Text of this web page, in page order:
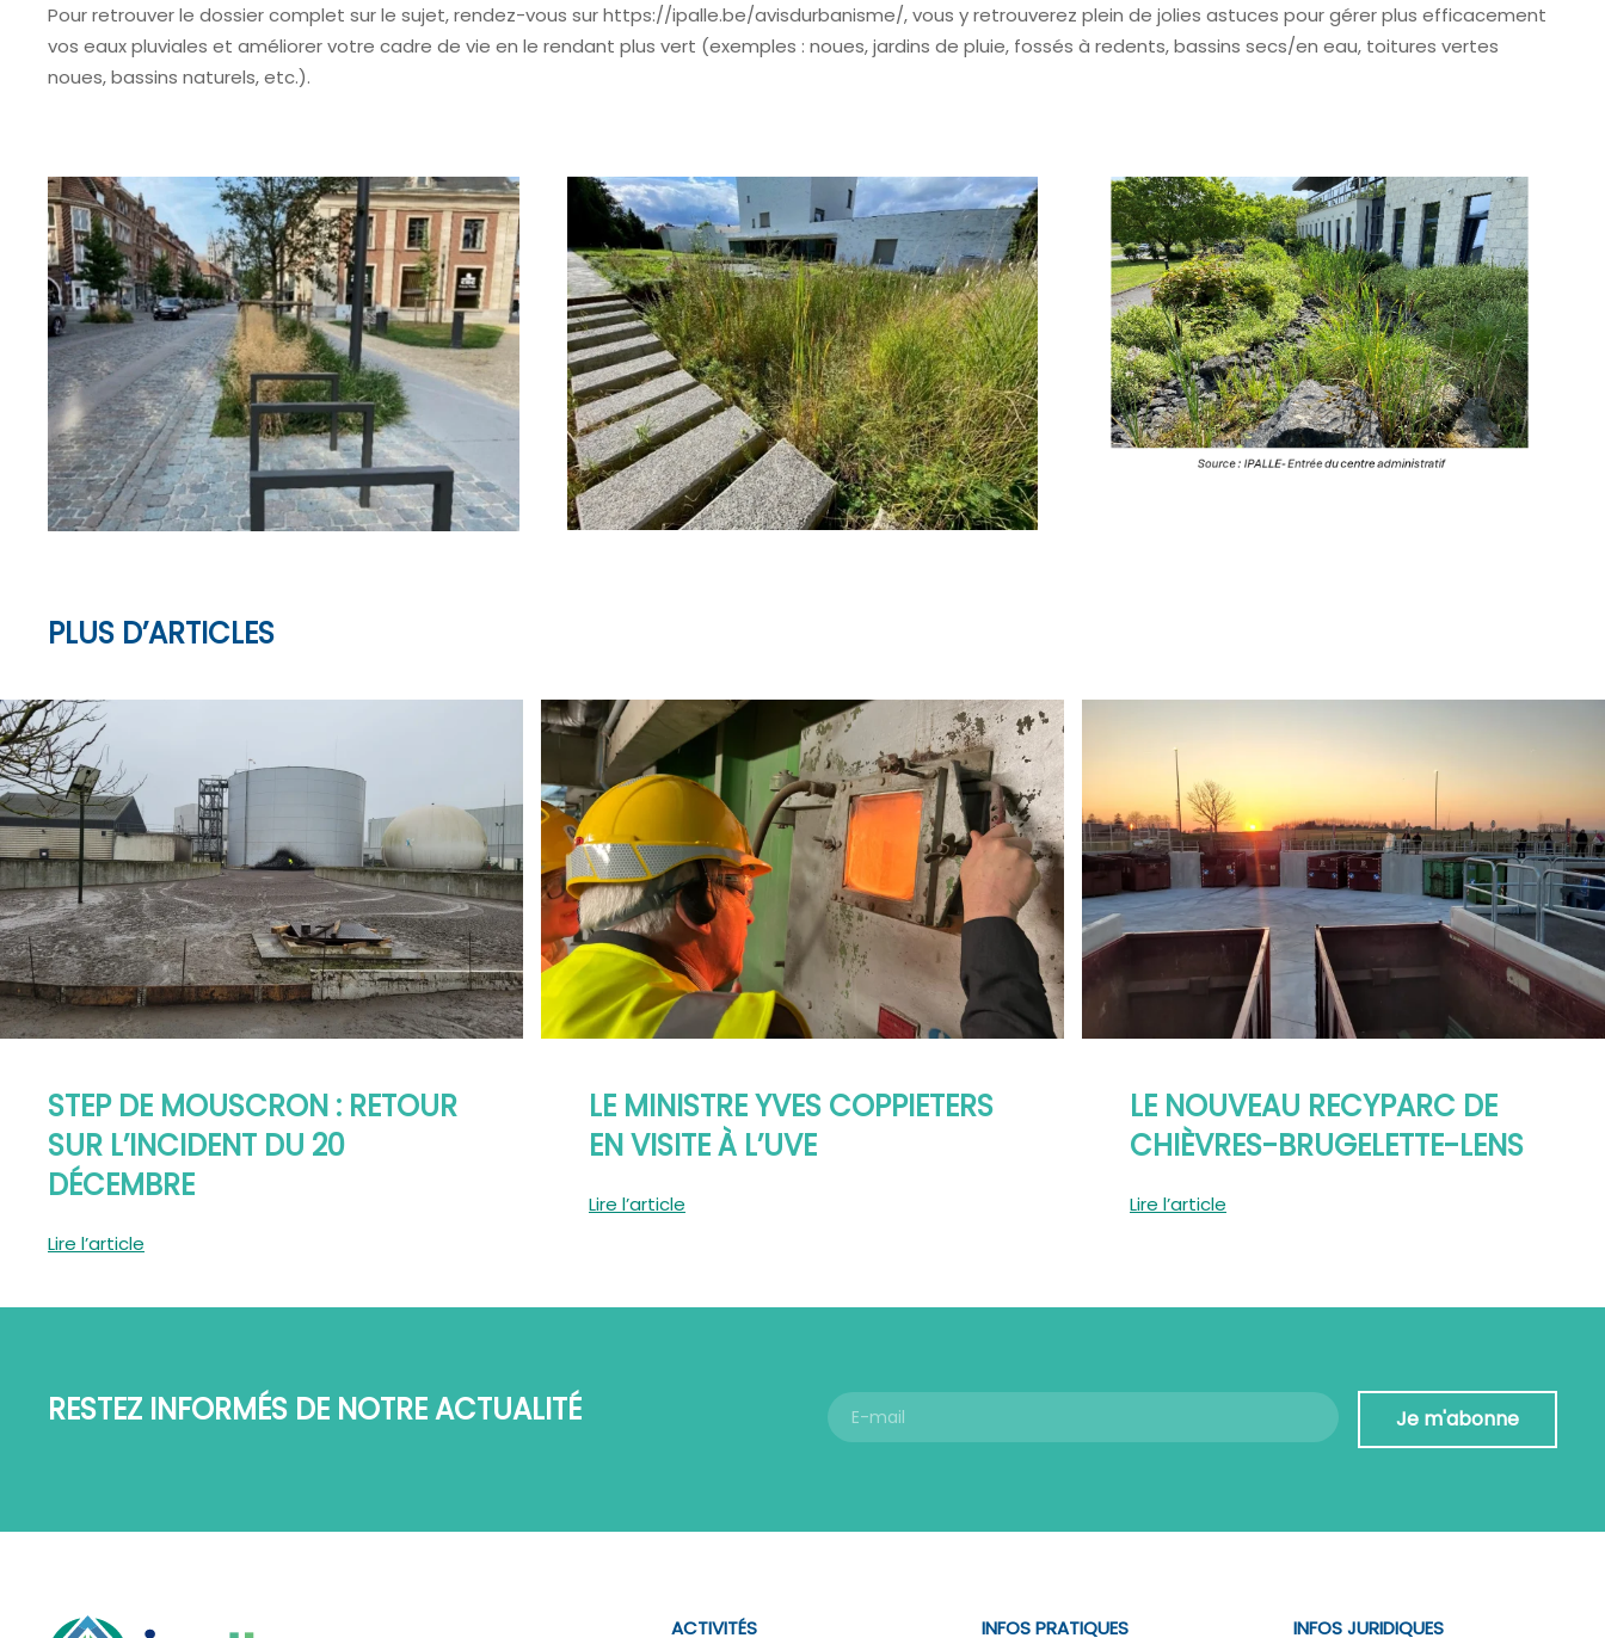
Pour retrouver le dossier complet sur le sujet, rendez-vous sur https://ipalle.be/avisdurbanisme/, vous y retrouverez plein de jolies astuces pour gérer plus efficacement
vos eaux pluviales et améliorer votre cadre de vie en le rendant plus vert (exemples : noues, jardins de pluie, fossés à redents, bassins secs/en eau, toitures vertes
noues, bassins naturels, etc.).
Espace vert creux à la rue Royale à Tournai
(Fonctions de gestion de l’eau et protection
des usagers faibles)
PLUS D’ARTICLES
STEP DE MOUSCRON : RETOUR
SUR L’INCIDENT DU 20
DÉCEMBRE
Lire l’article
LE MINISTRE YVES COPPIETERS
EN VISITE À L’UVE
Lire l’article
LE NOUVEAU RECYPARC DE
CHIÈVRES-BRUGELETTE-LENS
Lire l’article
RESTEZ INFORMÉS DE NOTRE ACTUALITÉ Je m'abonne
ACTIVITÉS INFOS PRATIQUES INFOS JURIDIQUES